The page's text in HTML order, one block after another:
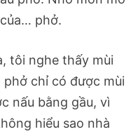
phở.
tôi nghe thấy mùi
chỉ có được mùi
nấu bằng gầu, vì
hiểu sao nhà